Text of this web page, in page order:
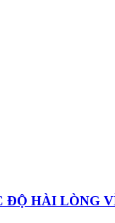
ĐỘ HÀI LÒNG